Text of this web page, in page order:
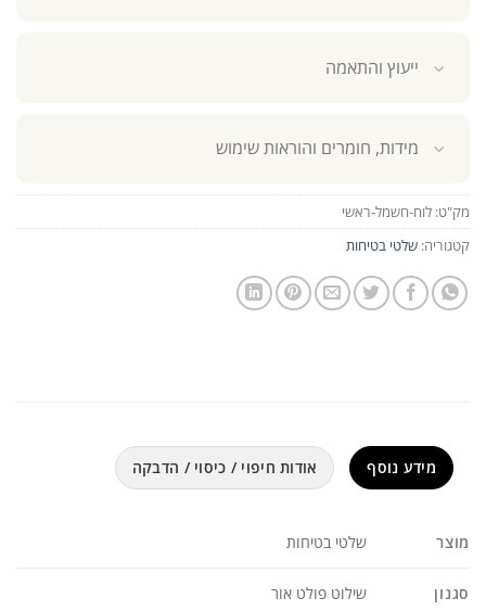
ייעוץ והתאמה
מידות, חומרים והוראות שימוש
מק"ט: לוח-חשמל-ראשי
קטגוריה: שלטי בטיחות
מידע נוסף אודות חיפוי / כיסוי / הדבקה
מוצר שלטי בטיחות
סגנון שילוט פולט אור